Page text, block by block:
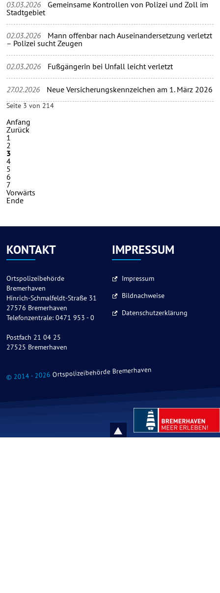
03.03.2026
Gemeinsame Kontrollen von Polizei und Zoll im
Stadtgebiet
02.03.2026
Mann offenbar nach Auseinandersetzung verletzt
– Polizei sucht Zeugen
02.03.2026 Fußgängerin bei Unfall leicht verletzt
27.02.2026 Neue Versicherungskennzeichen am 1. März 2026
Seite 3 von 214
Anfang
Zurück
1
2
3
4
5
6
7
Vorwärts
Ende
KONTAKT
Ortspolizeibehörde
Bremerhaven
Hinrich-Schmalfeldt-Straße 31
27576 Bremerhaven
Telefonzentrale: 0471 953 - 0
Postfach 21 04 25
27525 Bremerhaven
IMPRESSUM
Impressum
Bildnachweise
Datenschutzerklärung
© 2014 - 2026 Ortspolizeibehörde Bremerhaven